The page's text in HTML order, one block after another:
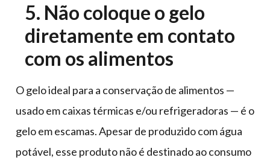
5. Não coloque o gelo
diretamente em contato
com os alimentos
O gelo ideal para a conservação de alimentos —
usado em caixas térmicas e/ou refrigeradoras — é o
gelo em escamas. Apesar de produzido com água
potável, esse produto não é destinado ao consumo